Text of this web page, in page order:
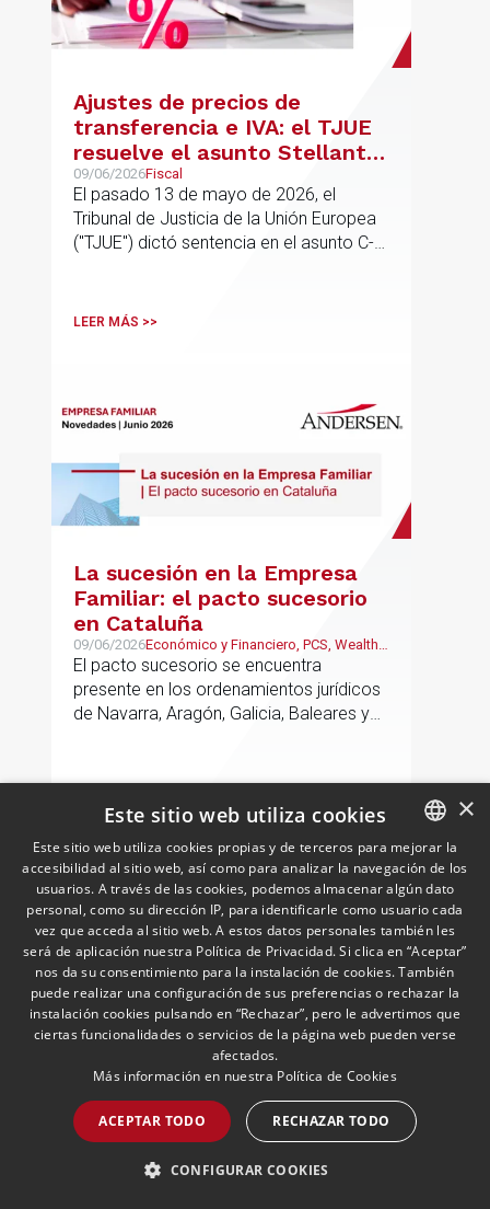
Ajustes de precios de
transferencia e IVA: el TJUE
resuelve el asunto Stellantis
(C-603/24)
09/06/2026Fiscal
El pasado 13 de mayo de 2026, el
Tribunal de Justicia de la Unión Europea
("TJUE") dictó sentencia en el asunto C-
la fiscalidad de los grupos
vinculadas
LEER MÁS >>
La sucesión en la Empresa
Familiar: el pacto sucesorio
en Cataluña
09/06/2026Económico y Financiero, PCS, Wealth
Management & Family Business
El pacto sucesorio se encuentra
presente en los ordenamientos jurídicos
de Navarra, Aragón, Galicia, Baleares y
Newsletter Economía
Circular, Sostenibilidad y ESG
| Mayo 2026
03/06/2026Medioambiente, Sostenibilidad y ESG
Análisis de las novedades normativas
más relevantes en materia de economía
circular, sostenibilidad y ESG
SPANISH
ENGLISH
PORTUGUESE
×
Este sitio web utiliza cookies
Este sitio web utiliza cookies propias y de terceros para mejorar la
accesibilidad al sitio web, así como para analizar la navegación de los
usuarios. A través de las cookies, podemos almacenar algún dato
personal, como su dirección IP, para identificarle como usuario cada
vez que acceda al sitio web. A estos datos personales también les
será de aplicación nuestra Política de Privacidad. Si clica en “Aceptar”
nos da su consentimiento para la instalación de cookies. También
puede realizar una configuración de sus preferencias o rechazar la
instalación cookies pulsando en “Rechazar”, pero le advertimos que
ciertas funcionalidades o servicios de la página web pueden verse
afectados.
Más información en nuestra Política de Cookies
ACEPTAR TODO RECHAZAR TODO
CONFIGURAR COOKIES